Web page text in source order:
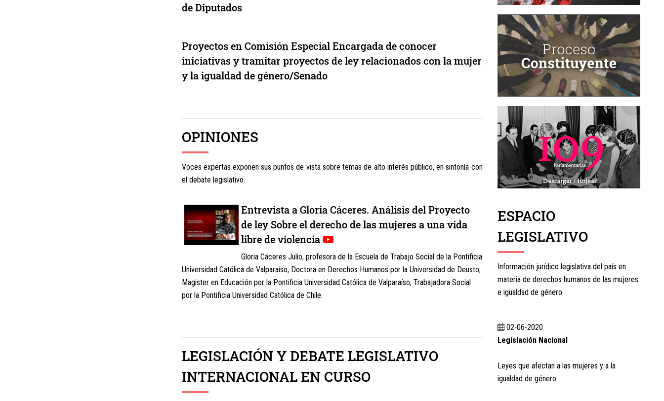
de Diputados
Proyectos en Comisión Especial Encargada de conocer
iniciativas y tramitar proyectos de ley relacionados con la mujer
y la igualdad de género/Senado
OPINIONES
Voces expertas exponen sus puntos de vista sobre temas de alto interés público, en sintonía con
el debate legislativo.
Entrevista a Gloria Cáceres. Análisis del Proyecto
de ley Sobre el derecho de las mujeres a una vida
libre de violencia
Gloria Cáceres Julio, profesora de la Escuela de Trabajo Social de la Pontificia
Universidad Católica de Valparaíso, Doctora en Derechos Humanos por la Universidad de Deusto,
Magister en Educación por la Pontificia Universidad Católica de Valparaíso, Trabajadora Social
por la Pontificia Universidad Católica de Chile.
LEGISLACIÓN Y DEBATE LEGISLATIVO
INTERNACIONAL EN CURSO
ESPACIO
LEGISLATIVO
Información jurídico legislativa del país en
materia de derechos humanos de las mujeres
e igualdad de género
02-06-2020
Legislación Nacional
Leyes que afectan a las mujeres y a la
igualdad de género